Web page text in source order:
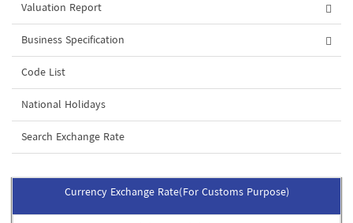
Valuation Report
Business Specification
Code List
National Holidays
Search Exchange Rate
Currency Exchange Rate(For Customs Purpose)